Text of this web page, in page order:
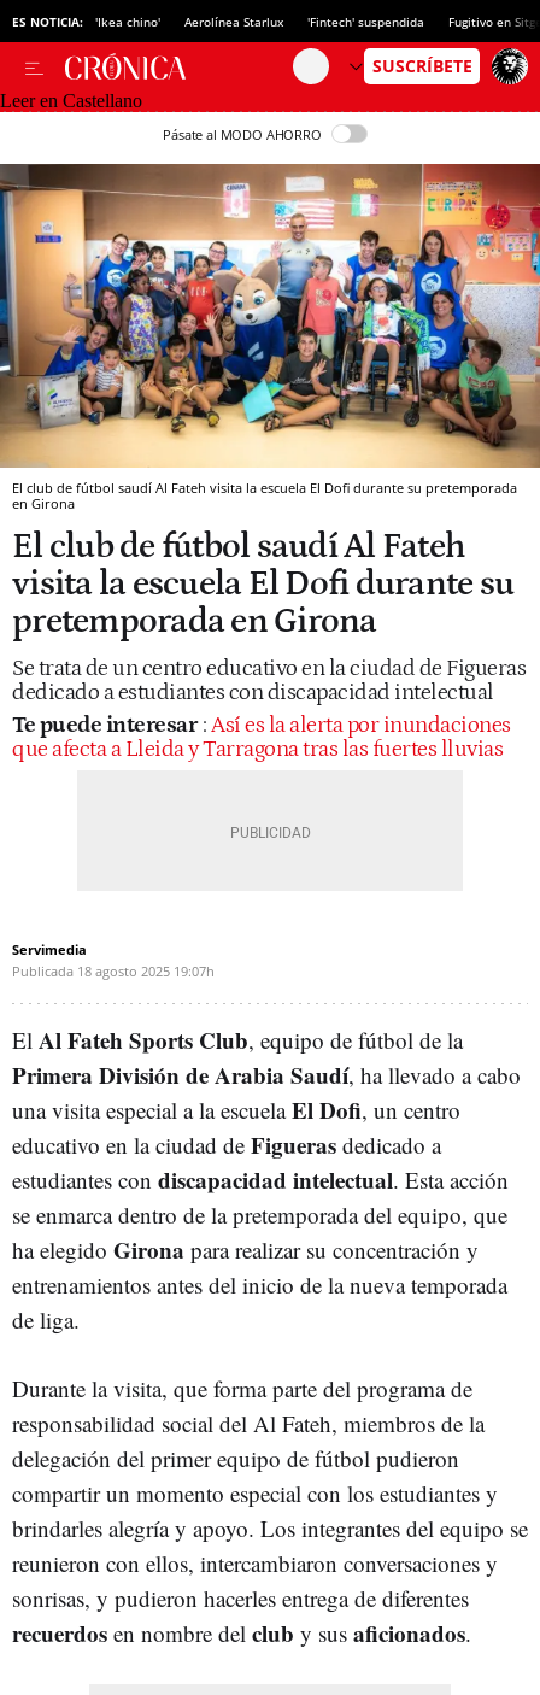
ES NOTICIA: 'Ikea chino' Aerolínea Starlux 'Fintech' suspendida Fugitivo en
Leer en Castellano
Pásate al MODO AHORRO
El club de fútbol saudí Al Fateh visita la escuela El Dofi durante su pretemporada
en Girona
El club de fútbol saudí Al Fateh
visita la escuela El Dofi durante su
pretemporada en Girona
Se trata de un centro educativo en la ciudad de Figueras
dedicado a estudiantes con discapacidad intelectual
Te puede interesar :Así es la alerta por inundaciones
que afecta a Lleida y Tarragona tras las fuertes lluvias
Servimedia
Publicada 18 agosto 2025 19:07h
El Al Fateh Sports Club, equipo de fútbol de la
Primera División de Arabia Saudí, ha llevado a cabo
una visita especial a la escuelaEl Dofi, un centro
educativo en la ciudad de Figueras dedicado a
estudiantes con discapacidad intelectual. Esta acción
se enmarca dentro de la pretemporada del equipo, que
ha elegido Girona para realizar su concentración y
entrenamientos antes del inicio de la nueva temporada
de liga.
Durante la visita, que forma parte del programa de
responsabilidad social del Al Fateh, miembros de la
delegación del primer equipo de fútbol pudieron
compartir un momento especial con los estudiantes y
brindarles alegría y apoyo. Los integrantes del equipo se
reunieron con ellos, intercambiaron conversaciones y
sonrisas, y pudieron hacerles entrega de diferentes
recuerdos en nombre del club y sus aficionados.